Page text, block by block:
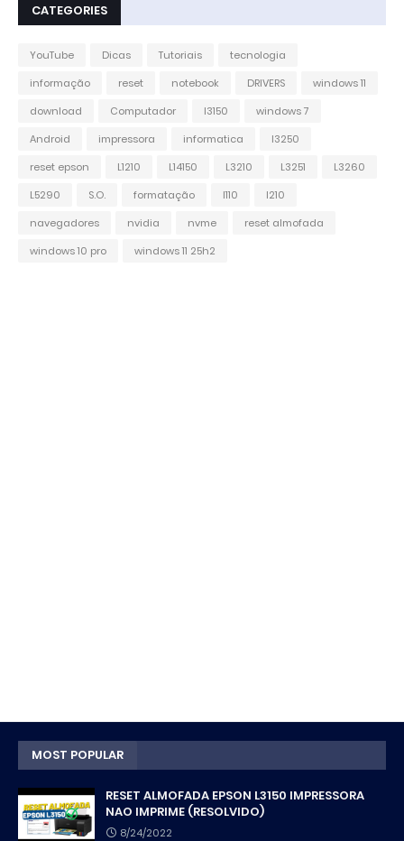
CATEGORIES
YouTube Dicas Tutoriais
tecnologia
informação
reset notebook DRIVERS
windows 11
download
Computador l3150
windows 7
Android
impressora informatica
l3250
reset epson
L1210 L14150 L3210 L3251
L3260
L5290
S.O. formatação l110
l210
navegadores
nvidia nvme
reset almofada
windows 10 pro
windows 11 25h2
MOST POPULAR
RESET ALMOFADA EPSON L3150 IMPRESSORA
NAO IMPRIME (RESOLVIDO)
8/24/2022